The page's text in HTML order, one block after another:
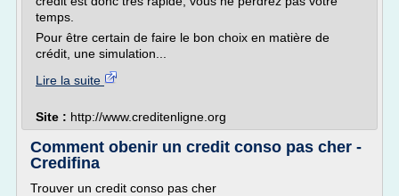
temps.
Pour être certain de faire le bon choix en matière de
crédit, une simulation...
Lire la suite
Site : http://www.creditenligne.org
Comment obenir un credit conso pas cher -
Credifina
Trouver un credit conso pas cher